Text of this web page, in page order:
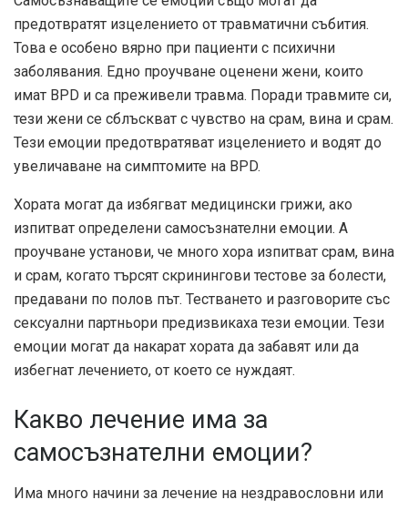
предотвратят изцелението от травматични събития.
Това е особено вярно при пациенти с психични
заболявания. Едно проучване оценени жени, които
имат BPD и са преживели травма. Поради травмите си,
тези жени се сблъскват с чувство на срам, вина и срам.
Тези емоции предотвратяват изцелението и водят до
увеличаване на симптомите на BPD.
Хората могат да избягват медицински грижи, ако
изпитват определени самосъзнателни емоции. А
проучване установи, че много хора изпитват срам, вина
и срам, когато търсят скринингови тестове за болести,
предавани по полов път. Тестването и разговорите със
сексуални партньори предизвикаха тези емоции. Тези
емоции могат да накарат хората да забавят или да
избегнат лечението, от което се нуждаят.
Какво лечение има за
самосъзнателни емоции?
Има много начини за лечение на нездравословни или